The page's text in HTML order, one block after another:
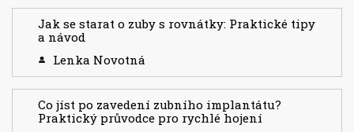
Jak se starat o zuby s rovnátky: Praktické tipy
a návod
Lenka Novotná
Co jíst po zavedení zubního implantátu?
Praktický průvodce pro rychlé hojení